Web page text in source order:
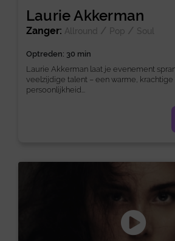
Laurie Akkerman
Zanger: Allround / Pop / Soul
Optreden: 30 min
Laurie Akkerman laat je evenement
veelzijdige talent – een warme,
persoonlijkheid...